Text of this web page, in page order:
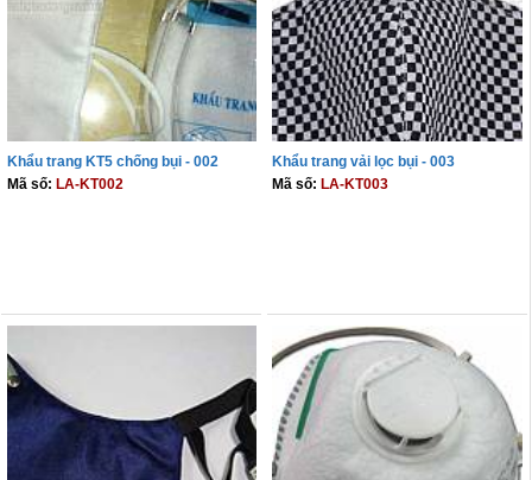
Khẩu trang KT5 chống bụi - 002
Mã số: LA-KT002
Khẩu trang vải lọc bụi - 003
Mã số: LA-KT003